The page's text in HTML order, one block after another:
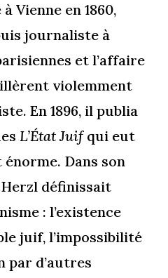
Vienne en 1860,
journaliste à
et l’affaire
violemment
En 1896, il publia
L’État Juifqui eut
Dans son
définissait
: l’existence
juif, l’impossibilité
par d’autres